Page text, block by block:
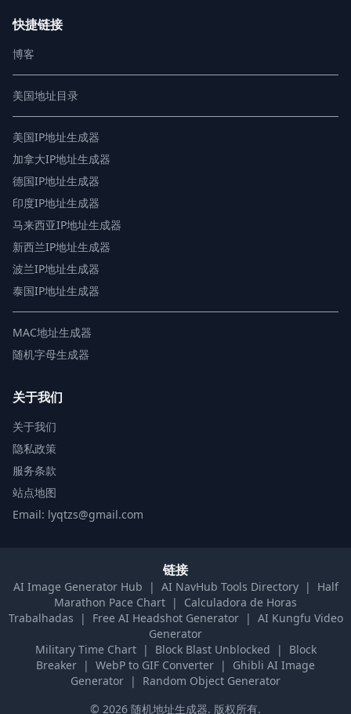
快捷链接
博客
美国地址目录
美国IP地址生成器
加拿大IP地址生成器
德国IP地址生成器
印度IP地址生成器
马来西亚IP地址生成器
新西兰IP地址生成器
波兰IP地址生成器
泰国IP地址生成器
MAC地址生成器
随机字母生成器
关于我们
关于我们
隐私政策
服务条款
站点地图
Email: lyqtzs@gmail.com
链接
AI Image Generator Hub | AI NavHub Tools Directory |
Half
Marathon Pace Chart |
Calculadora de Horas
Trabalhadas
| Free AI Headshot Generator | AI Kungfu Video
Generator
Military Time Chart
| Block Blast Unblocked |
Block
Breaker | WebP to GIF Converter |
Ghibli AI Image
Generator |
Random Object Generator
© 2026 随机地址生成器. 版权所有.